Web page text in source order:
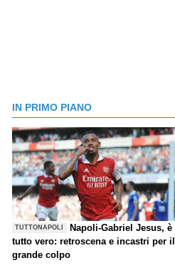
IN PRIMO PIANO
TUTTONAPOLI
Napoli-Gabriel Jesus, è
tutto vero: retroscena e incastri per il
grande colpo